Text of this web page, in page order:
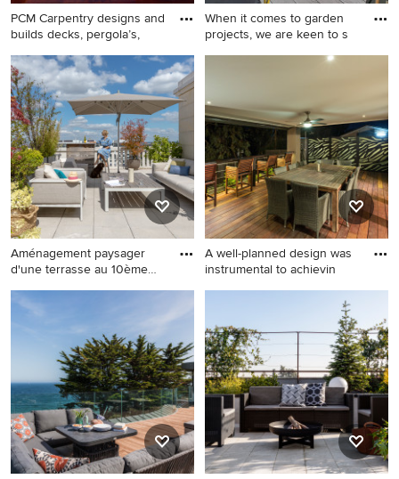
PCM Carpentry designs and
builds decks, pergola’s,
When it comes to garden
projects, we are keen to s
Aménagement paysager
d'une terrasse au 10ème
A well-planned design was
instrumental to achievin